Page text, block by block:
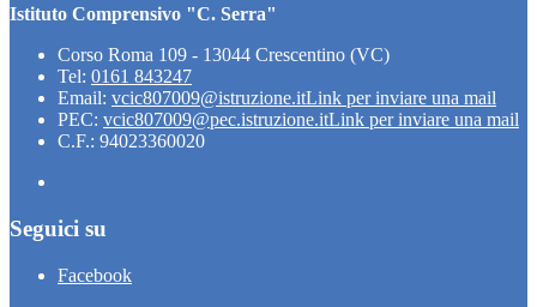
Istituto Comprensivo "C. Serra"
Corso Roma 109 - 13044 Crescentino (VC)
Tel: 0161 843247
Email: vcic807009@istruzione.itLink per inviare una mail
PEC: vcic807009@pec.istruzione.itLink per inviare una mail
C.F.: 94023360020
Seguici su
Facebook